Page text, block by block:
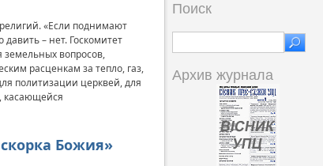
«Если поднимают
– нет. Госкомитет
вопросов,
расценкам за тепло, газ,
политизации церквей, для
касающейся
Божия»
Поиск
Архив журнала